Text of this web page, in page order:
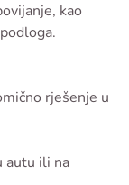
kao
rješenje u
autu ili na